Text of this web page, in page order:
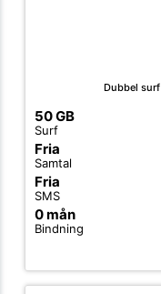
Dubbel surf
50 GB
Surf
Fria
Samtal
Fria
SMS
0 mån
Bindning